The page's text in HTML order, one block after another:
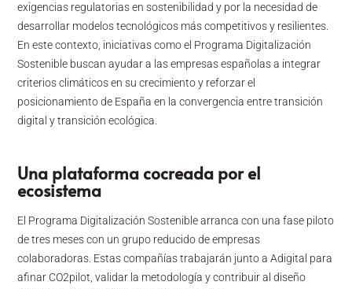
exigencias regulatorias en sostenibilidad y por la necesidad de
desarrollar modelos tecnológicos más competitivos y resilientes.
En este contexto, iniciativas como el Programa Digitalización
Sostenible buscan ayudar a las empresas españolas a integrar
criterios climáticos en su crecimiento y reforzar el
posicionamiento de España en la convergencia entre transición
digital y transición ecológica.
Una plataforma cocreada por el
ecosistema
El Programa Digitalización Sostenible arranca con una fase piloto
de tres meses con un grupo reducido de empresas
colaboradoras. Estas compañías trabajarán junto a Adigital para
afinar CO2pilot, validar la metodología y contribuir al diseño